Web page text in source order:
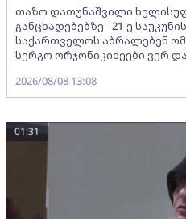
თაზო დათუნაშვილი
განცხადებებზე - 21-ე
საქართველოს აბრალებენ
სერგო ორჯონიკიძეები ვერ
2026/08/08 13:08
01:31